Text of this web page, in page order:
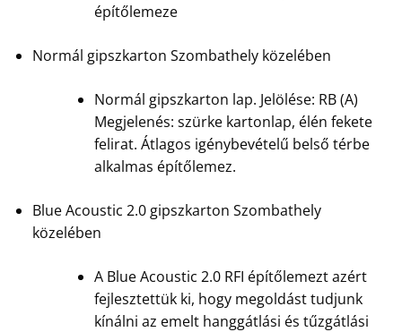
építőlemeze
Normál gipszkarton Szombathely közelében
Normál gipszkarton lap. Jelölése: RB (A)
Megjelenés: szürke kartonlap, élén fekete
felirat. Átlagos igénybevételű belső térbe
alkalmas építőlemez.
Blue Acoustic 2.0 gipszkarton Szombathely
közelében
A Blue Acoustic 2.0 RFI építőlemezt azért
fejlesztettük ki, hogy megoldást tudjunk
kínálni az emelt hanggátlási és tűzgátlási